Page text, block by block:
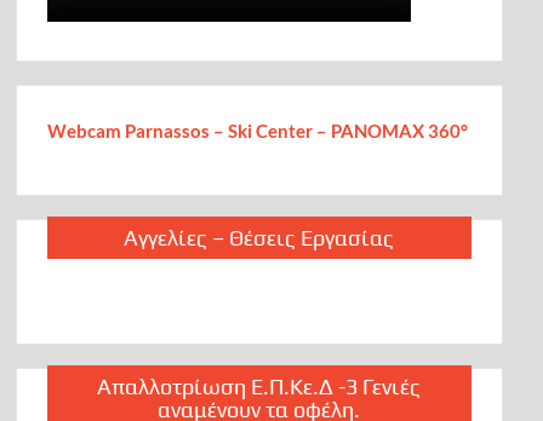
Webcam Parnassos – Ski Center – PANOMAX 360°
Αγγελίες – Θέσεις Εργασίας
Απαλλοτρίωση Ε.Π.Κε.Δ -3 Γενιές
αναμένουν τα οφέλη.